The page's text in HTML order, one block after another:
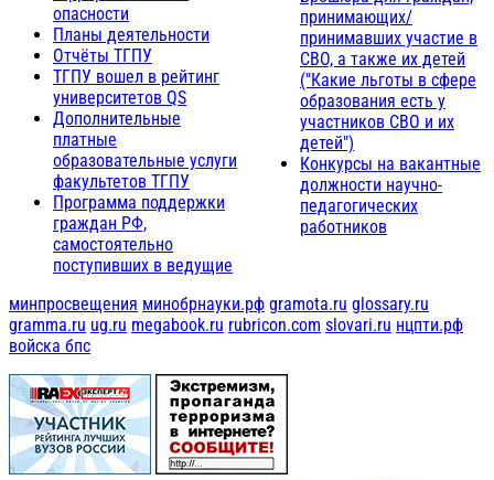
опасности
Планы деятельности
Отчёты ТГПУ
ТГПУ вошел в рейтинг
университетов QS
Дополнительные
платные
образовательные услуги
факультетов ТГПУ
Программа поддержки
граждан РФ,
самостоятельно
поступивших в ведущие
принимающих/
принимавших участие в
СВО, а также их детей
("Какие льготы в сфере
образования есть у
участников СВО и их
детей")
Конкурсы на вакантные
должности научно-
педагогических
работников
минпросвещения минобрнауки.рф gramota.ru glossary.ru
gramma.ru ug.ru megabook.ru rubricon.com slovari.ru нцпти.рф
войска бпс